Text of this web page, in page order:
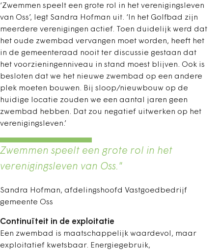
‘Zwemmen speelt een grote rol in het verenigingsleven
van Oss’, legt Sandra Hofman uit. ‘In het Golfbad zijn
meerdere verenigingen actief. Toen duidelijk werd dat
het oude zwembad vervangen moet worden, heeft het
in de gemeenteraad nooit ter discussie gestaan dat
het voorzieningenniveau in stand moest blijven. Ook is
besloten dat we het nieuwe zwembad op een andere
plek moeten bouwen. Bij sloop/nieuwbouw op de
huidige locatie zouden we een aantal jaren geen
zwembad hebben. Dat zou negatief uitwerken op het
verenigingsleven.’
Zwemmen speelt een grote rol in het
verenigings­leven van Oss."
Sandra Hofman, afdelingshoofd Vastgoedbedrijf
gemeente Oss
Continuïteit in de exploitatie
Een zwembad is maatschappelijk waardevol, maar
exploitatief kwetsbaar. Energiegebruik,